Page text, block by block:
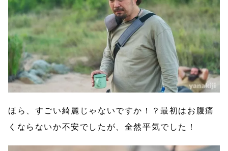
ほら、すごい綺麗じゃないですか！？最初はお腹痛
くならないか不安でしたが、全然平気でした！